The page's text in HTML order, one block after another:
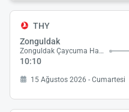
THY
Zonguldak
Zonguldak Çaycuma Havalimanı
10:10
15 Ağustos 2026 - Cumartesi